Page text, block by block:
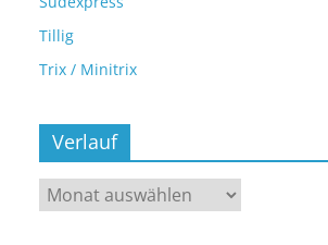
Tillig
Trix / Minitrix
Verlauf